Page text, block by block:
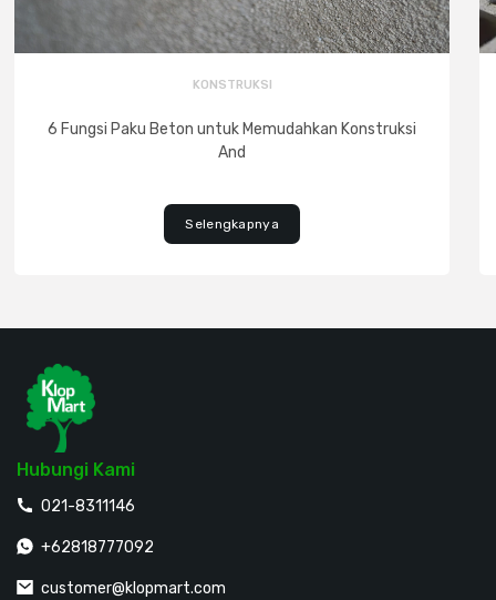
KONSTRUKSI
6 Fungsi Paku Beton untuk Memudahkan Konstruksi
And
Selengkapnya
Hubungi Kami
021-8311146
+62818777092
customer@klopmart.com